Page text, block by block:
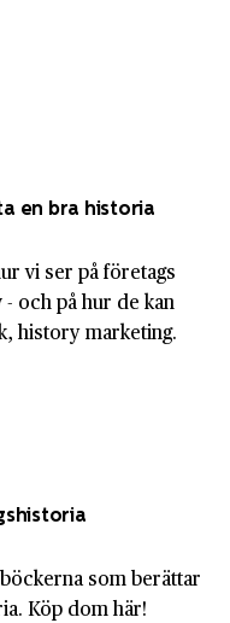
en bra historia
vi ser på företags
och på hur de kan
history marketing.
som berättar
Köp dom här!